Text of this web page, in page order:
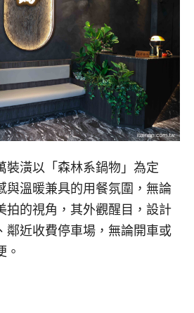
裝潢以「森林系鍋物」為定
與溫暖兼具的用餐氛圍，無論
拍的視角，其外觀醒目，設計
鄰近收費停車場，無論開車或
。